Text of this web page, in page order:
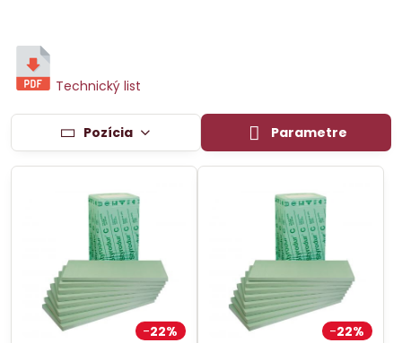
Technický list
Pozícia Parametre
22% 22%